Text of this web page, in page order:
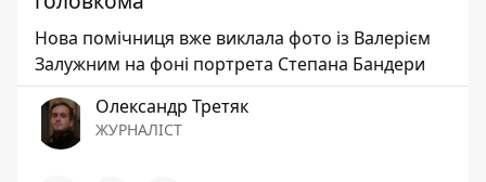
Нова помічниця вже виклала фото із Валерієм
Залужним на фоні портрета Степана Бандери
Олександр Третяк
ЖУРНАЛІСТ